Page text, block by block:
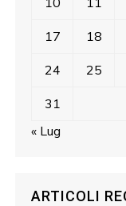
17 18
24 25
31
« Lug
ARTICOLI